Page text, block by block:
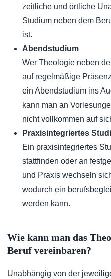
zeitliche und örtliche
Studium neben dem
ist.
Abendstudium
Wer Theologie neben
auf regelmäßige
ein Abendstudium ins
kann man an
nicht vollkommen auf
Praxisintegriertes
Ein praxisintegriertes
stattfinden oder an
und Praxis wechseln
wodurch ein
werden kann.
Wie kann man das
Beruf vereinbaren?
Unabhängig von der